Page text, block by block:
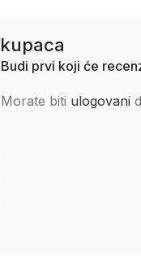
Budi prvi koji će
Morate biti ulogovani